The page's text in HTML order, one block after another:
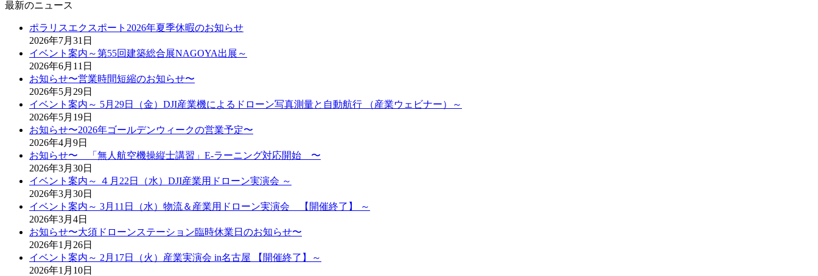
最新のニュース
ポラリスエクスポート2026年夏季休暇のお知らせ
2026年7月31日
イベント案内～第55回建築総合展NAGOYA出展～
2026年6月11日
お知らせ〜営業時間短縮のお知らせ〜
2026年5月29日
イベント案内～ 5月29日（金）DJI産業機によるドローン写真測量と自動航行 （産業ウェビナー）～
2026年5月19日
お知らせ〜2026年ゴールデンウィークの営業予定〜
2026年4月9日
お知らせ〜 「無人航空機操縦士講習」E-ラーニング対応開始 〜
2026年3月30日
イベント案内～ ４月22日（水）DJI産業用ドローン実演会 ～
2026年3月30日
イベント案内～ 3月11日（水）物流＆産業用ドローン実演会 【開催終了】 ～
2026年3月4日
お知らせ〜大須ドローンステーション臨時休業日のお知らせ〜
2026年1月26日
イベント案内～ 2月17日（火）産業実演会 in名古屋 【開催終了】～
2026年1月10日